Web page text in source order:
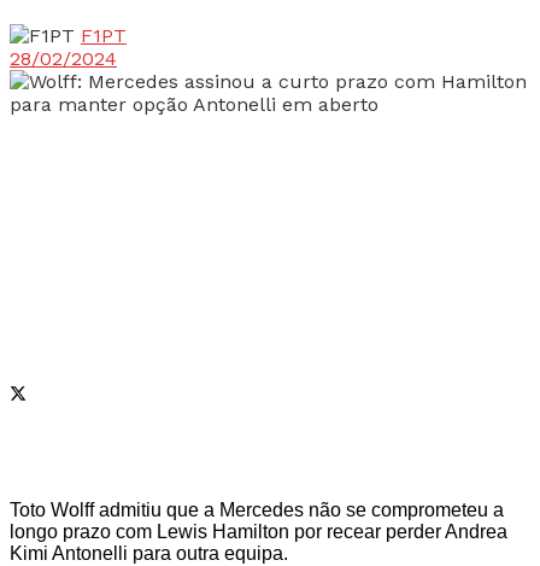
F1PT
28/02/2024
Toto Wolff admitiu que a Mercedes não se comprometeu a
longo prazo com Lewis Hamilton por recear perder Andrea
Kimi Antonelli para outra equipa.